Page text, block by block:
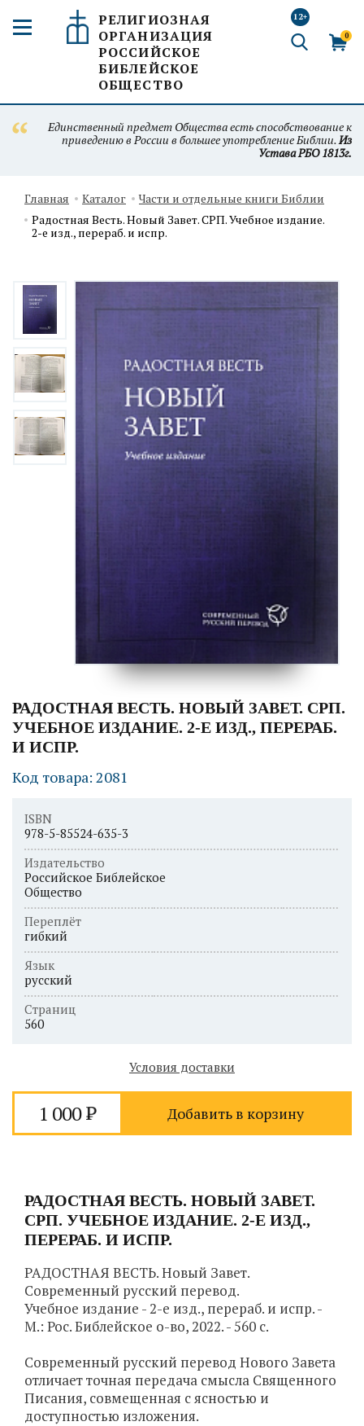
РЕЛИГИОЗНАЯ
ОРГАНИЗАЦИЯ
РОССИЙСКОЕ
БИБЛЕЙСКОЕ
ОБЩЕСТВО
12+
0
Единственный предмет Общества есть способствование к
приведению в России в большее употребление Библии.Из
Устава РБО 1813г.
Главная Каталог
Части и отдельные книги Библии
Радостная Весть. Новый Завет. СРП. Учебное издание.
2-е изд., перераб. и испр.
РАДОСТНАЯ ВЕСТЬ. НОВЫЙ ЗАВЕТ. СРП.
УЧЕБНОЕ ИЗДАНИЕ. 2-Е ИЗД., ПЕРЕРАБ.
И ИСПР.
Код товара: 2081
ISBN
978-5-85524-635-3
Издательство
Российское Библейское
Общество
Переплёт
гибкий
Язык
русский
Страниц
560
Условия доставки
1 000 Добавить в корзину
РАДОСТНАЯ ВЕСТЬ. НОВЫЙ ЗАВЕТ.
СРП. УЧЕБНОЕ ИЗДАНИЕ. 2-Е ИЗД.,
ПЕРЕРАБ. И ИСПР.
РАДОСТНАЯ ВЕСТЬ. Новый Завет.
Современный русский перевод.
Учебное издание - 2-е изд., перераб. и испр. -
М.: Рос. Библейское о-во, 2022. - 560 с.
Современный русский перевод Нового Завета
отличает точная передача смысла Священного
Писания, совмещенная с ясностью и
доступностью изложения.